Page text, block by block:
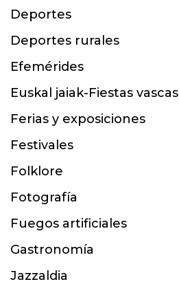
Deportes
Deportes rurales
Efemérides
Euskal jaiak-Fiestas vascas
Ferias y exposiciones
Festivales
Folklore
Fotografía
Fuegos artificiales
Gastronomía
Jazzaldia